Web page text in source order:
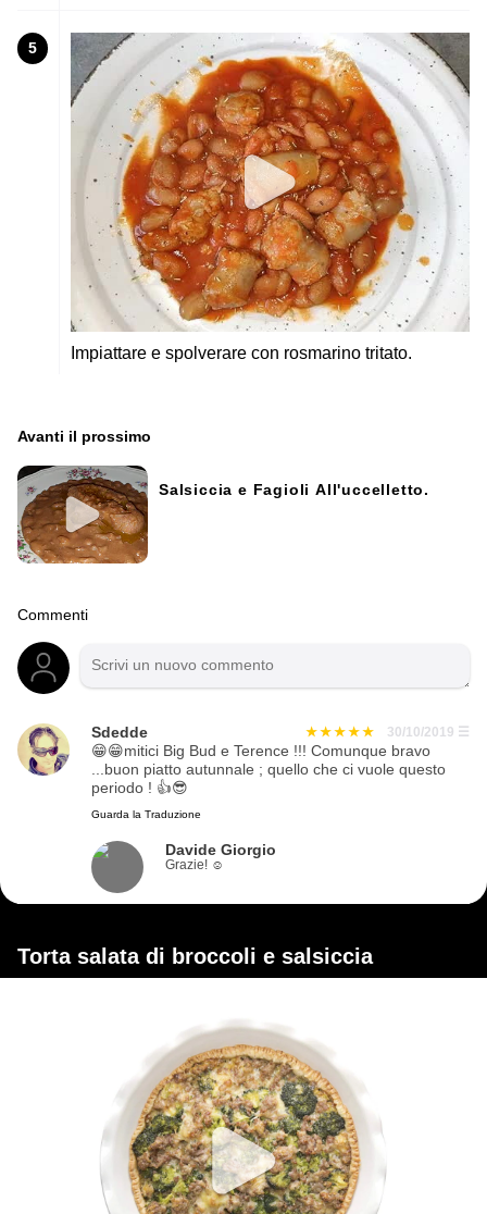
5
Impiattare e spolverare con rosmarino tritato.
Avanti il ​​prossimo
Salsiccia e Fagioli All'uccelletto.
Commenti
Sdedde 30/10/2019 ☰
😁😁mitici Big Bud e Terence !!! Comunque bravo
...buon piatto autunnale ; quello che ci vuole questo
periodo ! 👍😎
Guarda la Traduzione
Davide Giorgio
Grazie! ☺
Torta salata di broccoli e salsiccia